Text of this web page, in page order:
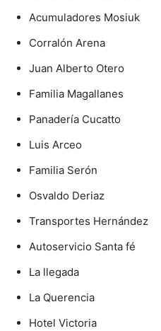
Acumuladores Mosiuk
Corralón Arena
Juan Alberto Otero
Familia Magallanes
Panadería Cucatto
Luis Arceo
Familia Serón
Osvaldo Deriaz
Transportes Hernández
Autoservicio Santa fé
La llegada
La Querencia
Hotel Victoria